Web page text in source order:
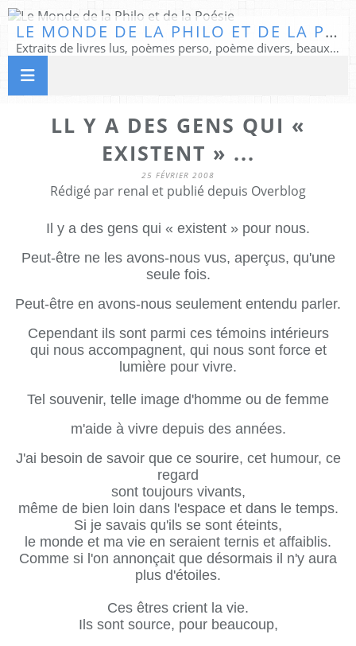
LE MONDE DE LA PHILO ET DE LA POÉSIE
Extraits de livres lus, poèmes perso, poème divers, beaux textes...
LL Y A DES GENS QUI «
EXISTENT » ...
25 FÉVRIER 2008
Rédigé par renal et publié depuis Overblog
Il y a des gens qui « existent » pour nous.
Peut-être ne les avons-nous vus, aperçus, qu'une
seule fois.
Peut-être en avons-nous seulement entendu parler.
Cependant ils sont parmi ces témoins intérieurs
qui nous accompagnent, qui nous sont force et
lumière pour vivre.
Tel souvenir, telle image d'homme ou de femme
m'aide à vivre depuis des années.
J'ai besoin de savoir que ce sourire, cet humour, ce
regard
sont toujours vivants,
même de bien loin dans l'espace et dans le temps.
Si je savais qu'ils se sont éteints,
le monde et ma vie en seraient ternis et affaiblis.
Comme si l'on annonçait que désormais il n'y aura
plus d'étoiles.
Ces êtres crient la vie.
Ils sont source, pour beaucoup,